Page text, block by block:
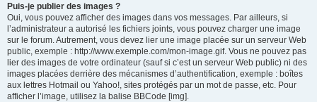
Puis-je publier des images ?
Oui, vous pouvez afficher des images dans vos messages. Par ailleurs, si
l’administrateur a autorisé les fichiers joints, vous pouvez charger une image
sur le forum. Autrement, vous devez lier une image placée sur un serveur Web
public, exemple : http://www.exemple.com/mon-image.gif. Vous ne pouvez pas
lier des images de votre ordinateur (sauf si c’est un serveur Web public) ni des
images placées derrière des mécanismes d’authentification, exemple : boîtes
aux lettres Hotmail ou Yahoo!, sites protégés par un mot de passe, etc. Pour
afficher l’image, utilisez la balise BBCode [img].